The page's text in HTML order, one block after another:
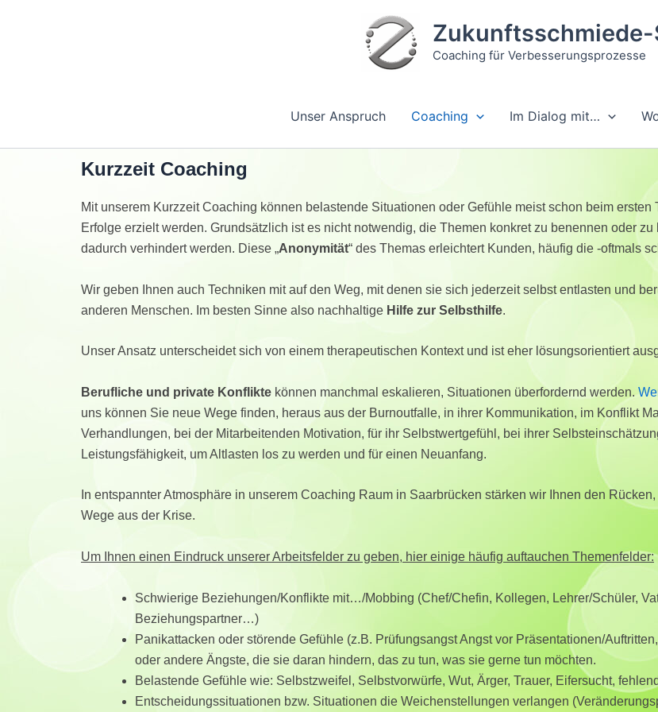
Zukunftsschmiede-
Coaching für Verbesserungsprozesse
Unser Anspruch Coaching Im Dialog mit…
Kurzzeit Coaching
Mit unserem Kurzzeit Coaching können belastende Situationen oder Gefühle meist schon beim
Erfolge erzielt werden. Grundsätzlich ist es nicht notwendig, die Themen konkret zu benennen oder
dadurch verhindert werden. Diese „Anonymität“ des Themas erleichtert Kunden, häufig die -oftmals
Wir geben Ihnen auch Techniken mit auf den Weg, mit denen sie sich jederzeit selbst entlasten und
anderen Menschen. Im besten Sinne also nachhaltige Hilfe zur Selbsthilfe.
Unser Ansatz unterscheidet sich von einem therapeutischen Kontext und ist eher lösungsorientiert
Berufliche und private Konflikte können manchmal eskalieren, Situationen überfordernd werden.
uns können Sie neue Wege finden, heraus aus der Burnoutfalle, in ihrer Kommunikation, im Konflikt
Verhandlungen, bei der Mitarbeitenden Motivation, für ihr Selbstwertgefühl, bei ihrer
Leistungsfähigkeit, um Altlasten los zu werden und für einen Neuanfang.
In entspannter Atmosphäre in unserem Coaching Raum in Saarbrücken stärken wir Ihnen den
Wege aus der Krise.
Um Ihnen einen Eindruck unserer Arbeitsfelder zu geben, hier einige häufig auftauchen Themenfelder:
Schwierige Beziehungen/Konflikte mit…/Mobbing (Chef/Chefin, Kollegen, Lehrer/Schüler,
Beziehungspartner…)
Panikattacken oder störende Gefühle (z.B. Prüfungsangst Angst vor Präsentationen/
oder andere Ängste, die sie daran hindern, das zu tun, was sie gerne tun möchten.
Belastende Gefühle wie: Selbstzweifel, Selbstvorwürfe, Wut, Ärger, Trauer, Eifersucht,
Entscheidungssituationen bzw. Situationen die Weichenstellungen verlangen